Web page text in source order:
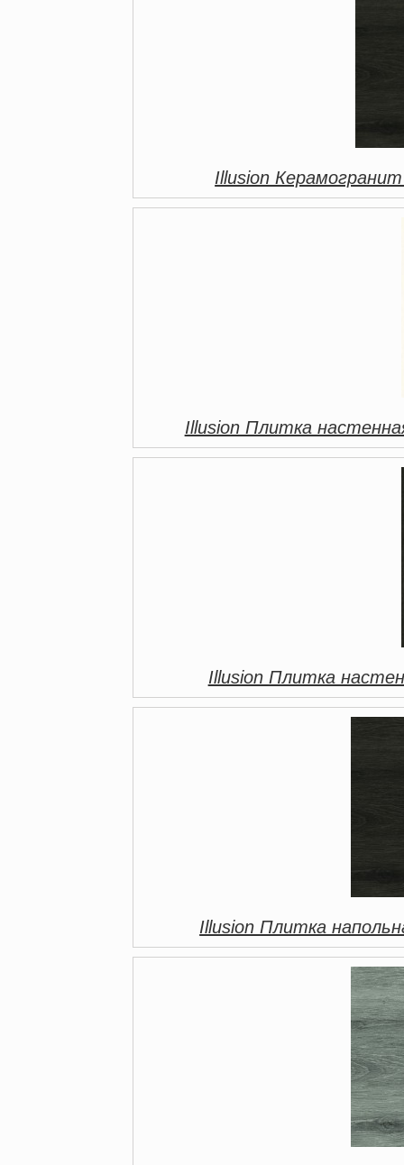
Illusion
Illusion Плитка
Illusion Плитка
Illusion Плитка